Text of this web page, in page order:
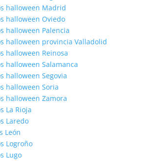
halloween Madrid
halloween Oviedo
halloween Palencia
halloween provincia Valladolid
halloween Reinosa
halloween Salamanca
halloween Segovia
halloween Soria
halloween Zamora
La Rioja
Laredo
León
Logroño
Lugo